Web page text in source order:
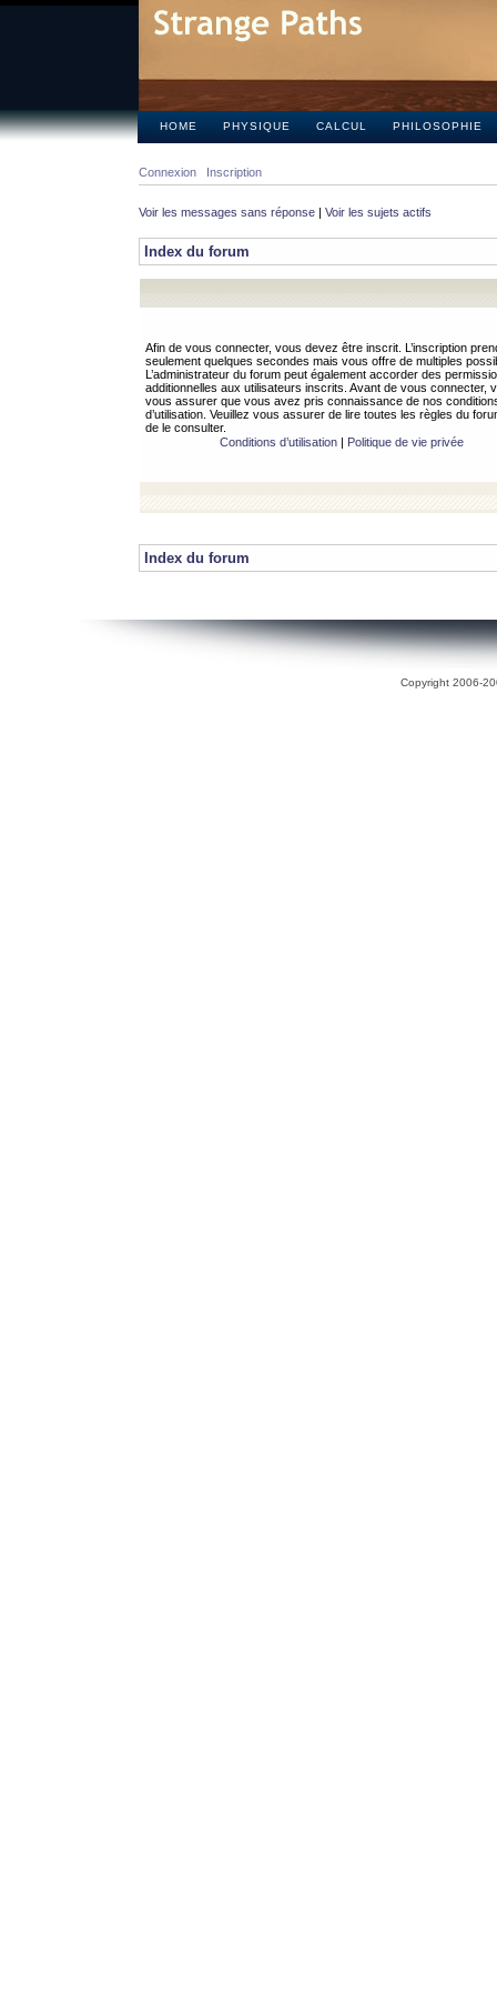
HOME PHYSIQUE CALCUL PHILOSOPHIE
Connexion Inscription
Voir les messages sans réponse | Voir les sujets actifs
Index du forum
Afin de vous connecter, vous devez être inscrit. L’inscription
seulement quelques secondes mais vous offre de multiples
L’administrateur du forum peut également accorder des
additionnelles aux utilisateurs inscrits. Avant de vous connecter,
vous assurer que vous avez pris connaissance de nos
d’utilisation. Veuillez vous assurer de lire toutes les règles du
de le consulter.
Conditions d’utilisation| Politique de vie privée
Index du forum
Copyright 2006-